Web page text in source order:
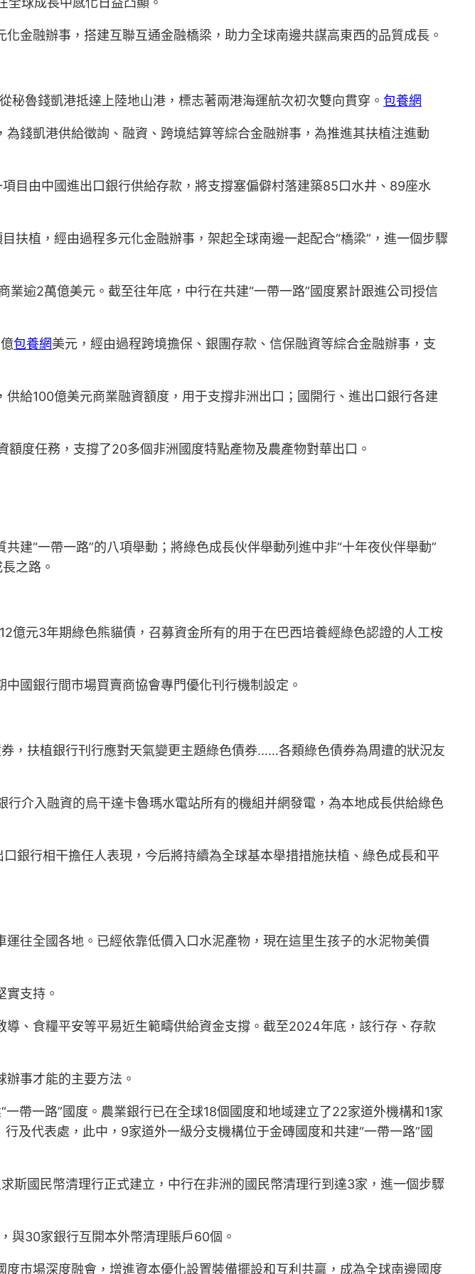
金融辦事，搭建互聯互通金融橋梁，助力全球南邊共謀高東西的品質成長。
魯錢凱港抵達上陸地山港，標志著兩港海運航次初次雙向貫穿。 包養網
錢凱港供給徵詢、融資、跨境結算等綜合金融辦事，為推進其扶植注進動
目由中國進出口銀行供給存款，將支撐塞偏僻村落建築85口水井、89座水
植，經由過程多元化金融辦事，架起全球南邊一起配合“橋梁”，進一個步驟
逾2萬億美元。截至往年底，中行在共建“一帶一路”國度累計跟進公司授信
包養網美元，經由過程跨境擔保、銀團存款、信保融資等綜合金融辦事，支
給100億美元商業融資額度，用于支撐非洲出口；國開行、進出口銀行各建
度任務，支撐了20多個非洲國度特點產物及農產物對華出口。
建“一帶一路”的八項舉動；將綠色成長伙伴舉動列進中非“十年夜伙伴舉動”
之路。
億元3年期綠色熊貓債，召募資金所有的用于在巴西培養經綠色認證的人工桉
國銀行間市場買賣商協會專門優化刊行機制設定。
，扶植銀行刊行應對天氣變更主題綠色債券……各類綠色債券為周遭的狀況友
介入融資的烏干達卡魯瑪水電站所有的機組并網發電，為本地成長供給綠色
銀行相干擔任人表現，今后將持續為全球基本舉措措施扶植、綠色成長和平
往全國各地。已經依靠低價入口水泥產物，現在這里生孩子的水泥物美價
支持。
、食糧平安等平易近生範疇供給資金支撐。截至2024年底，該行存、存款
事才能的主要方法。
帶一路”國度。農業銀行已在全球18個國度和地域建立了22家道外機構和1家
及代表處，此中，9家道外一級分支機構位于金磚國度和共建“一帶一路”國
斯國民幣清理行正式建立，中行在非洲的國民幣清理行到達3家，進一個步驟
與30家銀行互開本外幣清理賬戶60個。
市場深度融會，增進資本優化設置裝備擺設和互利共贏，成為全球南邊國度